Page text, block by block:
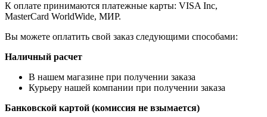
К оплате принимаются платежные карты: VISA Inc,
MasterCard WorldWide, МИР.
Вы можете оплатить свой заказ следующими способами:
Наличный расчет
В нашем магазине при получении заказа
Курьеру нашей компании при получении заказа
Банковской картой (комиссия не взымается)